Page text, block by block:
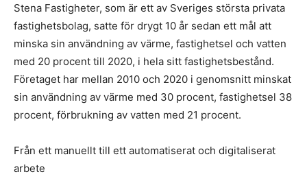
Stena Fastigheter, som är ett av Sveriges största privata
fastighetsbolag, satte för drygt 10 år sedan ett mål att
minska sin användning av värme, fastighetsel och vatten
med 20 procent till 2020, i hela sitt fastighetsbestånd.
Företaget har mellan 2010 och 2020 i genomsnitt minskat
sin användning av värme med 30 procent, fastighetsel 38
procent, förbrukning av vatten med 21 procent.
Från ett manuellt till ett automatiserat och digitaliserat
arbete